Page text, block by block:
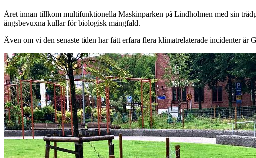
Året innan tillkom multifunktionella Maskinparken på Lindholmen med sin
ängsbevuxna kullar för biologisk mångfald.
Även om vi den senaste tiden har fått erfara flera klimatrelaterade incidenter